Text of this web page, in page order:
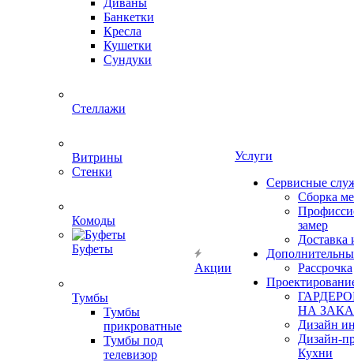
Диваны
Банкетки
Кресла
Кушетки
Сундуки
Стеллажи
Витрины
Стенки
Комоды
Буфеты
Тумбы
Тумбы
прикроватные
Тумбы под
телевизор
Акции
Услуги
Сервисные
Сборка
замер
Доставка
Рассрочка
НА
Дизайн
Дизайн-
Кухни